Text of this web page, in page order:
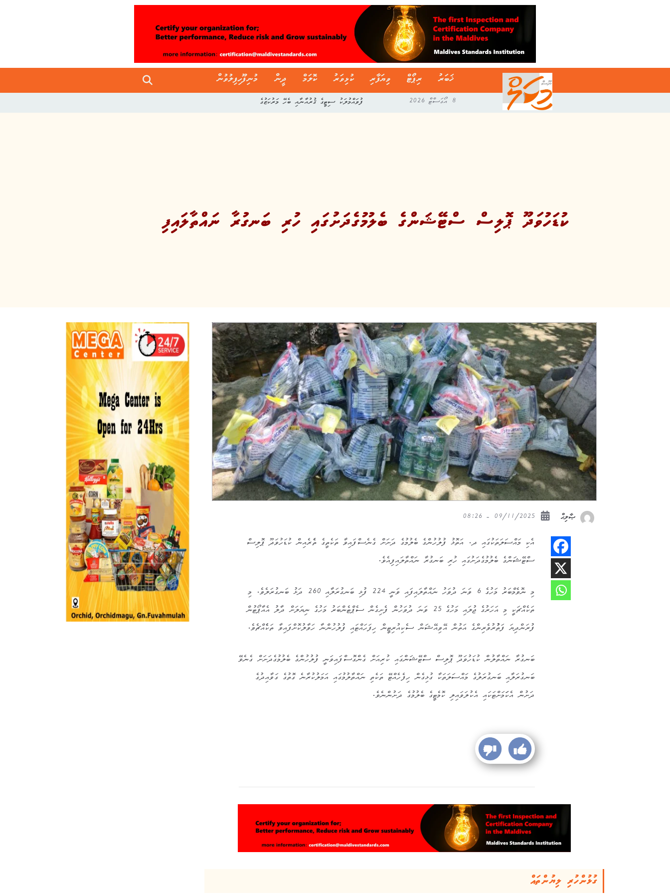
ޚަބަރު ރިޕޯޓް ވިޔަފާރި ކުޅިވަރު ކޮލަމް ދީން މުނިފޫހިފިލުވުން
8 އޯގަސްޓް 2026 ފުވައްމުލަކު ސިޓީގެ ޤުރުއާނާއި ބެހޭ މަރުކަޒުގެ
ކުޑަހުވަދޫ ޕޮލިސް ސްޓޭޝަންގެ ބެލުމުގެދަށުގައި ހުރި ބަނގުރާ ނައްތާލައިފި
ޞާލިޙް
އެކި މައްސަލަތަކުގައި ދ. އަތޮޅު ފުލުހުންގެ ބެލުމުގެ ދަށަށް ގެނެސްފައިވާ ތަކެތީގެ ތެެރެއިން ކުޑަހުވަދޫ ޕޮލިސް
ސްޓޭޝަންގެ ބެލުމުގެދަށުގައި ހުރި ބަނގުރާ ނައްތާލައިފިއެވެ.
މި ނޮވެމްބަރު މަހުގެ 6 ވަނަ ދުވަހު ނައްތާލައިފައި ވަނީ 224 ފުޅި ބަނގުރަލާއި 260 ދަޅު ބަނގުރަލެވެ. މި
ތަކެއްޗަކީ މި އަހަރުގެ ޖުލައި މަހުގެ 25 ވަނަ ދުވަހުން ފެށިގެން ސެޕްޓެންބަރު މަހުގެ ނިޔަލަށް ދާލު އެއާޕޯޓުން
ފުރަންދިޔަ ފަތުުރުވެރިންގެ އަތުން އޭވިއޭޝަން ސެކިއުރިޓީން ހިފަހައްޓައި ފުލުހުންނާ ހަވާލުކޮށްފައިވާ ތަކެެއްޗެވެ.
ބަނގުރާ ނައްތާލުން ކުޑަހުވަދޫ ޕޮލިސް ސްޓޭޝަންގައި ކުރިއަށް ގެންގޮސްފައިވަނީ ފުލުހުންގެ ބެލުމުގެދަށަށް ގެނެވޭ
ބަނގުރަލާއި ބަނގުރަލުގެ މައްސަލަތަކާ ގުޅިގެން ހިފެހެއްޓޭ ތަކެތި ނައްތާލުމުގައި އަމަލުކުރާނެ ގޮތުގެ ގަވާއިދުގެ
ދަށުން އެކަަމަށްޓަކައި އެކުލަވައިލި ކޮމެޓީގެ ބެލުމުގެ ދަށުންނެވެ.
ގުޅުންހުރި ލިޔުންތައް